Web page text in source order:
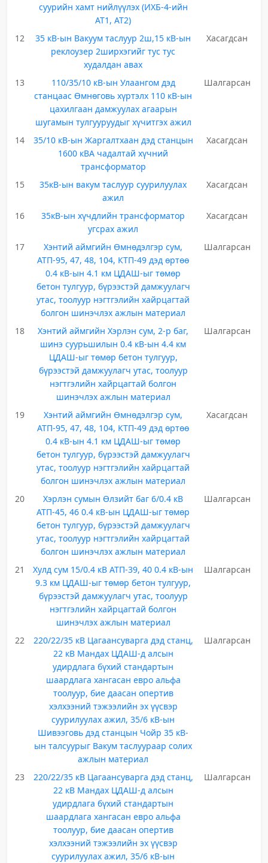
суурийн хамт нийлүүлэх (ИХБ-4-ийн
АТ1, АТ2)
12
35 кВ-ын Вакуум таслуур 2ш,15 кВ-ын
реклоузер 2ширхэгийг тус тус
худалдан авах
Хасагдсан
13
110/35/10 кВ-ын Улаангом дэд
станцаас Өмнөговь хүртэлх 110 кВ-ын
цахилгаан дамжуулах агаарын
шугамын тулгууруудыг хүчитгэх ажил
Шалгарсан
14
35/10 кВ-ын Жаргалтхаан дэд станцын
1600 кВА чадалтай хүчний
трансформатор
Хасагдсан
15
35кВ-ын вакум таслуур суурилуулах
ажил
Хасагдсан
16
35кВ-ын хүчдлийн трансформатор
угсрах ажил
Хасагдсан
17
Хэнтий аймгийн Өмнөдэлгэр сум,
АТП-95, 47, 48, 104, КТП-49 дэд өртөө
0.4 кВ-ын 4.1 км ЦДАШ-ыг төмөр
бетон тулгуур, бүрээстэй дамжуулагч
утас, тоолуур нэгтгэлийн хайрцагтай
болгон шинэчлэх ажлын материал
Шалгарсан
18
Хэнтий аймгийн Хэрлэн сум, 2-р баг,
шинэ суурьшилын 0.4 кВ-ын 4.4 км
ЦДАШ-ыг төмөр бетон тулгуур,
бүрээстэй дамжуулагч утас, тоолуур
нэгтгэлийн хайрцагтай болгон
шинэчлэх ажлын материал
Шалгарсан
19
Хэнтий аймгийн Өмнөдэлгэр сум,
АТП-95, 47, 48, 104, КТП-49 дэд өртөө
0.4 кВ-ын 4.1 км ЦДАШ-ыг төмөр
бетон тулгуур, бүрээстэй дамжуулагч
утас, тоолуур нэгтгэлийн хайрцагтай
болгон шинэчлэх ажлын материал
Хасагдсан
20
Хэрлэн сумын Өлзийт баг 6/0.4 кВ
АТП-45, 46 0.4 кВ-ын ЦДАШ-ыг төмөр
бетон тулгуур, бүрээстэй дамжуулагч
утас, тоолуур нэгтгэлийн хайрцагтай
болгон шинэчлэх ажлын материал
Шалгарсан
21
Хулд сум 15/0.4 кВ АТП-39, 40 0.4 кВ-ын
9.3 км ЦДАШ-ыг төмөр бетон тулгуур,
бүрээстэй дамжуулагч утас, тоолуур
нэгтгэлийн хайрцагтай болгон
шинэчлэх ажлын материал
Шалгарсан
22
220/22/35 кВ Цагаансуварга дэд станц,
22 кВ Мандах ЦДАШ-д алсын
удирдлага бүхий стандартын
шаардлага хангасан евро альфа
тоолуур, бие даасан опертив
хэлхээний тэжээлийн эх үүсвэр
суурилуулах ажил, 35/6 кВ-ын
Шивээговь дэд станцын Чойр 35 кВ-
ын талсуурыг Вакум таслуураар солих
ажлын материал
Шалгарсан
23
220/22/35 кВ Цагаансуварга дэд станц,
22 кВ Мандах ЦДАШ-д алсын
удирдлага бүхий стандартын
шаардлага хангасан евро альфа
тоолуур, бие даасан опертив
хэлхээний тэжээлийн эх үүсвэр
суурилуулах ажил, 35/6 кВ-ын
Шалгарсан